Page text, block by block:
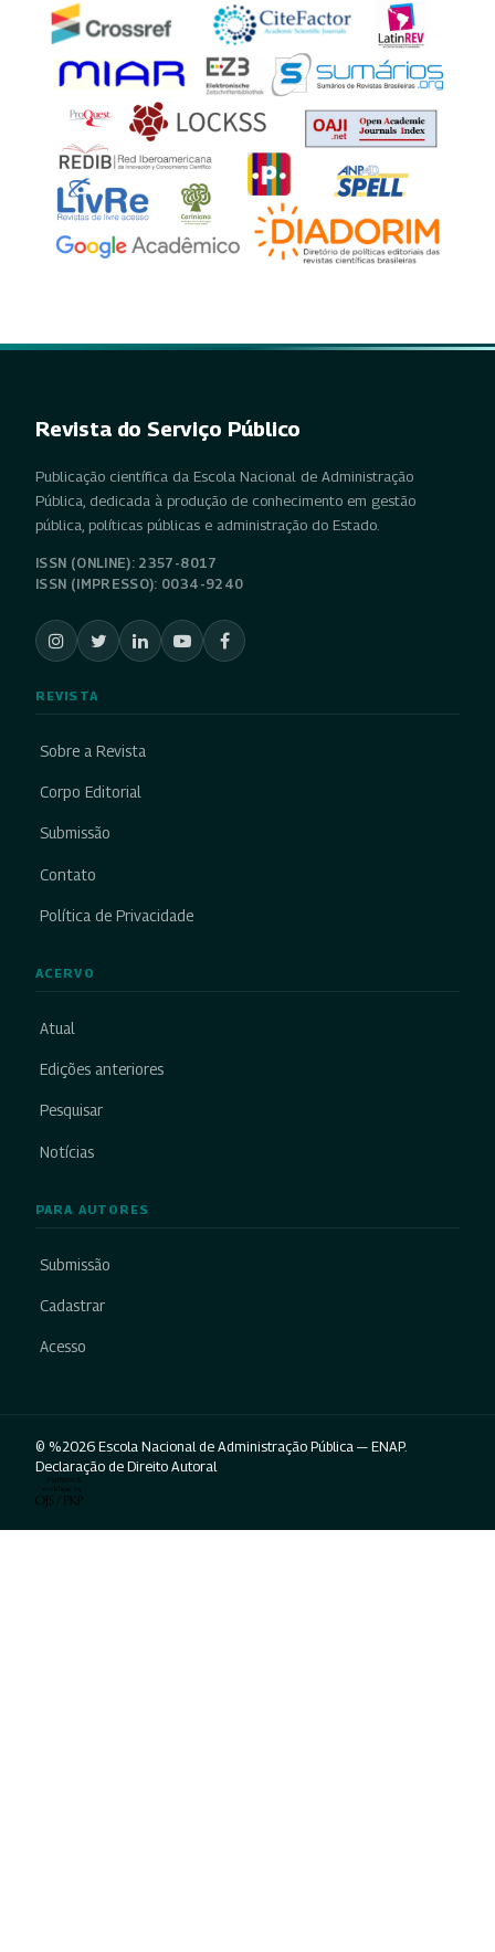
Revista do Serviço Público
Publicação científica da Escola Nacional de Administração
Pública, dedicada à produção de conhecimento em gestão
pública, políticas públicas e administração do Estado.
ISSN (ONLINE): 2357-8017
ISSN (IMPRESSO): 0034-9240
REVISTA
Sobre a Revista
Corpo Editorial
Submissão
Contato
Política de Privacidade
ACERVO
Atual
Edições anteriores
Pesquisar
Notícias
PARA AUTORES
Submissão
Cadastrar
Acesso
© %2026 Escola Nacional de Administração Pública — ENAP.
Declaração de Direito Autoral